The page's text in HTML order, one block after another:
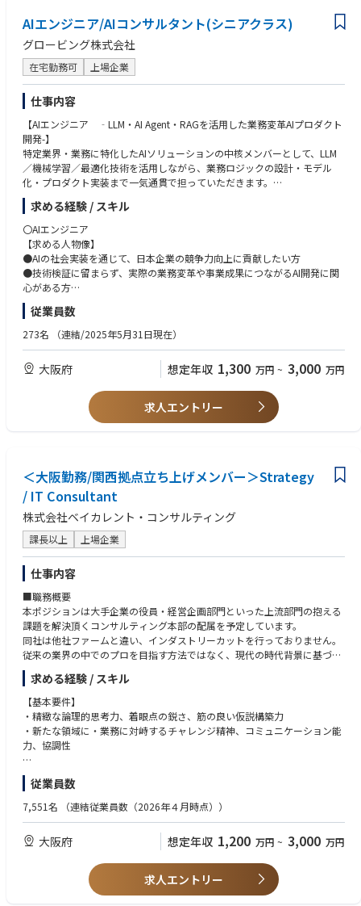
●監査、上場申請書類レビュー：上場までの監査業務や、上場申請時に必
要となる書類のチェック
【パブリック】
●独立行政法人や国立大学法人に対する会計監査業務、会計及び内部統制
アドバイザリー業務
●国、中央省庁/地方公共団体に対する会計支援業務、アドバイザリー業
務
●国民から負託された税財源で運営されている公益法人、学校法人、医療
法人、社会福祉法人等の
●非営利法人に対する会計監査業務、会計及び内部統制、アドバイザリー
業務
【その他】
●IFRS導入支援サービス：短期調査（課題の抽出）、課題分析及び解決策
等のアドバイス、導入アドバイス
●品質管理業務：当法人の品質管理規程・マニュアル等の整備及び運用業
務、GTILの品質管理ルールの導入及び調整など
●データ監査業務：クライアント企業の基幹システムや会計システムのデ
ータを用いた不正の検出及び分析ツールの選定及び開発など
AIエンジニア/AIコンサルタント(シニアクラス)
グロービング株式会社
在宅勤務可 上場企業
仕事内容
【AIエンジニア ‐LLM・AI Agent・RAGを活用した業務変革AIプロダクト
開発-】
特定業界・業務に特化したAIソリューションの中核メンバーとして、LLM
／機械学習／最適化技術を活用しながら、業務ロジックの設計・モデル
化・プロダクト実装まで一気通貫で担っていただきます。
モデルを作って終わりではなく、業務プロセス・意思決定・KPIまで設計
し、AIを実際の事業成果につなげることにこだわるポジションです。
【業務内容】
●特定業界・業務向けAIプロダクトの設計・開発
●業務フローや意思決定ロジックの構造化／モデル化
●AIエージェント／マルチステップ推論の設計・実装
●Prompt Engineering、RAG、構造化出力等を活用したAIアプリケーショ
ン開発
●KPI設計および業務成果に紐づく評価指標の設計
●MLOps／LLMOpsを含む、本番運用を前提としたシステム設計
●個別案件で得た知見を抽象化し、再利用可能なプロダクト資産へ還元す
●現年収比150％up等での提示実績あり/スキルに応じたRS（譲渡制限付
株式）付与制度あり
●アカデミック、元AIスタートアップCTOなど、多様なバックグラウンド
を持つメンバーが在籍
●経営に近い距離で、プロダクト方針や事業戦略の意思決定にも関与でき
る
●将来的にはエンジニアリングに加えて、コンサルティング、事業開発、
プロダクトマネジメントなど幅広いキャリアを選択可能
●リモートワークやフレックス制度を活用しながら、最新AI技術のキャッ
チアップ・実装に集中できる環境
●生成AIツール（Copilot / Claude Code）自由利用
【AIコンサルタント‐PoCで終わらせないAI実装・業務変革支援-】
顧客の現場に深く入り込み、業務理解・課題設定・AI活用テーマ設計・実
装推進・本番導入・定着支援までを一気通貫で担うポジションです。
単なる要件定義やPoC支援に留まらず、実際の業務に定着し、事業成果に
つながるAIソリューションを構築していきます。さらに、個別案件で得た
知見を抽象化し、再利用可能なプロダクト資産へ還元することで、顧客ご
との個別最適に閉じない価値創出を目指します。
AIを「導入する」だけではなく、業務プロセス・意思決定・KPIに組み込
み、現場で使われ続ける仕組みにするポジションです。
【業務内容】
●顧客業務のヒアリング、業務分析、課題の構造化
●AI活用テーマの課題設定、ユースケース設計
●PoCから本番導入、業務定着までのプロジェクト推進
●AIソリューションの要件整理、仕様設計
求める経験 / スキル
〇AIエンジニア
【求める人物像】
●AIの社会実装を通じて、日本企業の競争力向上に貢献したい方
●技術検証に留まらず、実際の業務変革や事業成果につながるAI開発に関
心がある方
●将来的にプロダクト責任者、事業責任者、起業家などを目指したい方
●知的好奇心と知的タフネスがあり、自ら学び、考え、推進できる方
以下いずれかのご経験をお持ちの方
●Pythonを用いたWebアプリケーションまたはAPI開発経験
●LLM API（OpenAI, Anthropic, Gemini等）を用いた開発経験
●Prompt Engineering、RAG等の実装経験
●機械学習、データ分析、数理最適化領域での実務経験
●AIエージェント設計・実装経験
●LangChain / LangGraph 等の利用経験
●MLOps／LLMOpsの設計・運用経験
●SaaSまたはBtoBプロダクトの開発経験
●業務改善、業務設計、BPRに関する経験
●特定業界に関するドメイン知識（例：製造、流通小売、自動車、SCM、
通信等）
〇AIコンサルタント
【求める人物像】
●AIの社会実装を通じて、日本企業の競争力向上に貢献したい方
●データドリブンな業務変革や経営変革に関心がある方
●顧客の現場に入り込み、業務課題を深く理解することに面白さを感じる
●技術、業務、ビジネスを横断しながら課題解決を進めたい方
●スタートアップの事業成長に関わりたい方
●将来的に事業責任者、プロダクト責任者、起業家などを目指したい方
●知的好奇心と知的タフネスがあり、自ら学び、考え、推進できる方
【必須要件（MUST）】
●コンサルティングファーム、SIer、IT企業、事業会社などでの業務改
善・システム導入・DX推進経験
●顧客業務のヒアリング、業務整理、要件定義の経験
●AI、データ分析、SaaS、業務システムなどを活用した課題解決経験
●プロジェクトマネジメントまたはプロジェクト推進の経験
●エンジニアやデータサイエンティストと連携した開発・導入プロジェク
【歓迎要件（WANT）】
従業員数
273名 （連結/2025年5月31日現在）
大阪府 想定年収 1,300 万円 ~ 3,000 万円
求人エントリー
＜大阪勤務/関西拠点立ち上げメンバー＞Strategy
/ IT Consultant
株式会社ベイカレント・コンサルティング
課長以上 上場企業
仕事内容
■職務概要
本ポジションは大手企業の役員・経営企画部門といった上流部門の抱える
課題を解決頂くコンサルティング本部の配属を予定しています。
同社は他社ファームと違い、インダストリーカットを行っておりません。
従来の業界の中でのプロを目指す方法ではなく、現代の時代背景に基づ
き、他業界を知っているからこそ出来るコンサルティングを行うことで他
社と差別化を図ってます。他社にはない1pool制による幅広い経験と高い
年収水準も同社の魅力の1つです。
＜職務詳細＞
・各業界のリーディングカンパニーを中心としたクライアントの経営課
題/業務課題に対する分析、及びマネジメント向けレポート作成
ンスフォーメーション等
・戦略/業務/ITについての専門知識を活かした課題解決や新規サービス企
画/事業戦略の策定支援
・各インダストリーのPMO案件に従事
・銀行：生成AIの全社導入戦略策定および導入検討
クライアントの中期経営計画の柱である全社的な生成AI活用推進を支援。
求める経験 / スキル
【基本要件】
・精緻な論理的思考力、着眼点の鋭さ、筋の良い仮説構築力
・新たな領域に・業務に対峙するチャレンジ精神、コミュニケーション能
力、協調性
【望まれる経験】
・事業会社の経営企画、営業企画などの実務経験
・事業戦略策定、マーケティング戦略、新サービス企画の経験
・総合コンサルティングファーム、SIerにてIT/業務領域の課題解決プロジ
ェクト経験
従業員数
7,551名 （連結従業員数（2026年４月時点））
大阪府 想定年収 1,200 万円 ~ 3,000 万円
求人エントリー